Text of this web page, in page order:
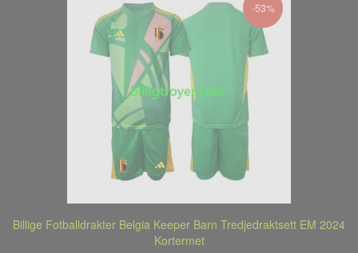
-53%
Billige Fotballdrakter Belgia Keeper Barn Tredjedraktsett EM 2024
Kortermet